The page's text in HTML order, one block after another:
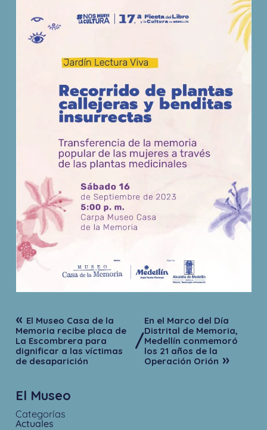
« El Museo Casa de la
Memoria recibe placa de
La Escombrera para
dignificar a las víctimas
de desaparición
/
En el Marco del Día
Distrital de Memoria,
Medellín conmemoró
los 21 años de la
Operación Orión »
El Museo
Categorías
Actuales